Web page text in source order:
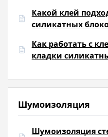
Какой клей
силикатных
Как работать с
кладки
Шумоизоляция
Шумоизоляция